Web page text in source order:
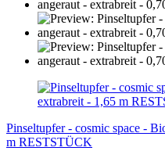
Pinseltupfer - cosmic space -
m RESTSTÜCK